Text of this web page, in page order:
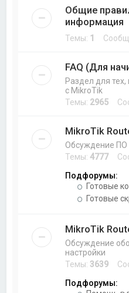
Общие
информация
Темы: 1
FAQ (Для
Раздел для
с MikroTik
Темы: 2965
MikroTik
Обсуждение ПО
Темы:4777
Подфорумы:
Готовые
Готовые
MikroTik
Обсуждение
настройки
Темы: 3639
Подфорумы: